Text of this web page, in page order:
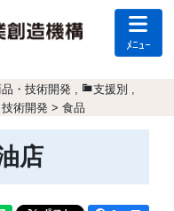
ﾒﾆｭｰ
・技術開発 , 支援別 ,
術開発 > 食品
店